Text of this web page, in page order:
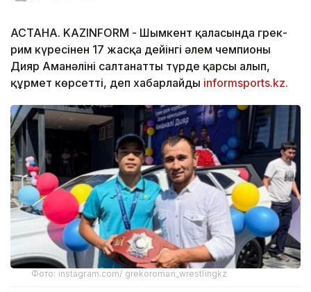
АСТАНА. KAZINFORM - Шымкент қаласында грек-
рим күресінен 17 жасқа дейінгі әлем чемпионы
Дияр Аманәліні салтанатты түрде қарсы алып,
құрмет көрсетті, деп хабарлайды informsports.kz.
Фото: instagram.com/ grekoroman_wrestlingkz